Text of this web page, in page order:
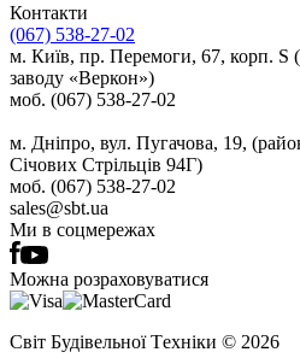
Контакти
(067) 538-27-02
м. Київ, пр. Перемоги, 67, корп. S
заводу «Веркон»)
моб. (067) 538-27-02
м. Дніпро, вул. Пугачова, 19,
Січових Стрільців 94Г)
моб. (067) 538-27-02
sales@sbt.ua
Ми в соцмережах
Можна розраховуватися
Світ Будівельної Tехніки © 2026